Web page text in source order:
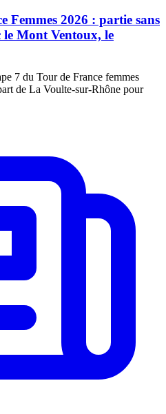
Femmes 2026 : partie sans
le Mont Ventoux, le
7 du Tour de France femmes
de La Voulte-sur-Rhône pour